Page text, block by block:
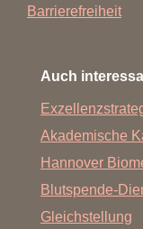
Barrierefreiheit
Auch
Akademische
Hannover
Blutspende-
Gleichstellung